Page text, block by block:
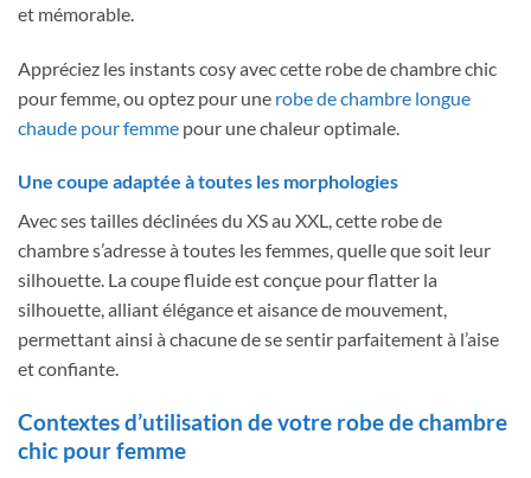
et mémorable.
Appréciez les instants cosy avec cette robe de chambre chic
pour femme, ou optez pour une robe de chambre longue
chaude pour femme pour une chaleur optimale.
Une coupe adaptée à toutes les morphologies
Avec ses tailles déclinées du XS au XXL, cette robe de
chambre s’adresse à toutes les femmes, quelle que soit leur
silhouette. La coupe fluide est conçue pour flatter la
silhouette, alliant élégance et aisance de mouvement,
permettant ainsi à chacune de se sentir parfaitement à l’aise
et confiante.
Contextes d’utilisation de votre robe de chambre
chic pour femme